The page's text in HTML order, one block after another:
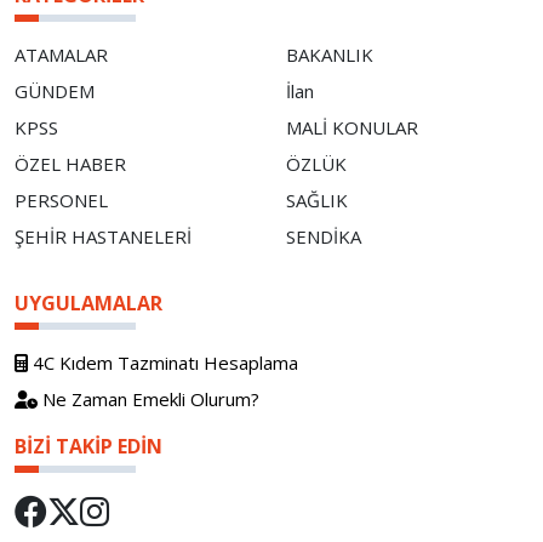
ATAMALAR
BAKANLIK
GÜNDEM
İlan
KPSS
MALİ KONULAR
ÖZEL HABER
ÖZLÜK
PERSONEL
SAĞLIK
ŞEHİR HASTANELERİ
SENDİKA
UYGULAMALAR
4C Kıdem Tazminatı Hesaplama
Ne Zaman Emekli Olurum?
BIZI TAKIP EDIN